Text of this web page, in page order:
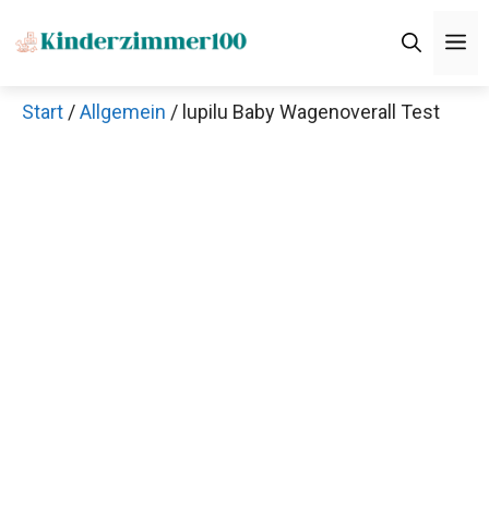
Inhalt
Start /Allgemein / lupilu Baby Wagenoverall Test